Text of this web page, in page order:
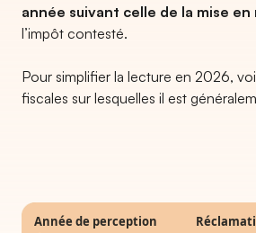
année suivant celle de la mise
l’impôt contesté.
Pour simplifier la lecture en 2026,
fiscales sur lesquelles il est
Année de perception